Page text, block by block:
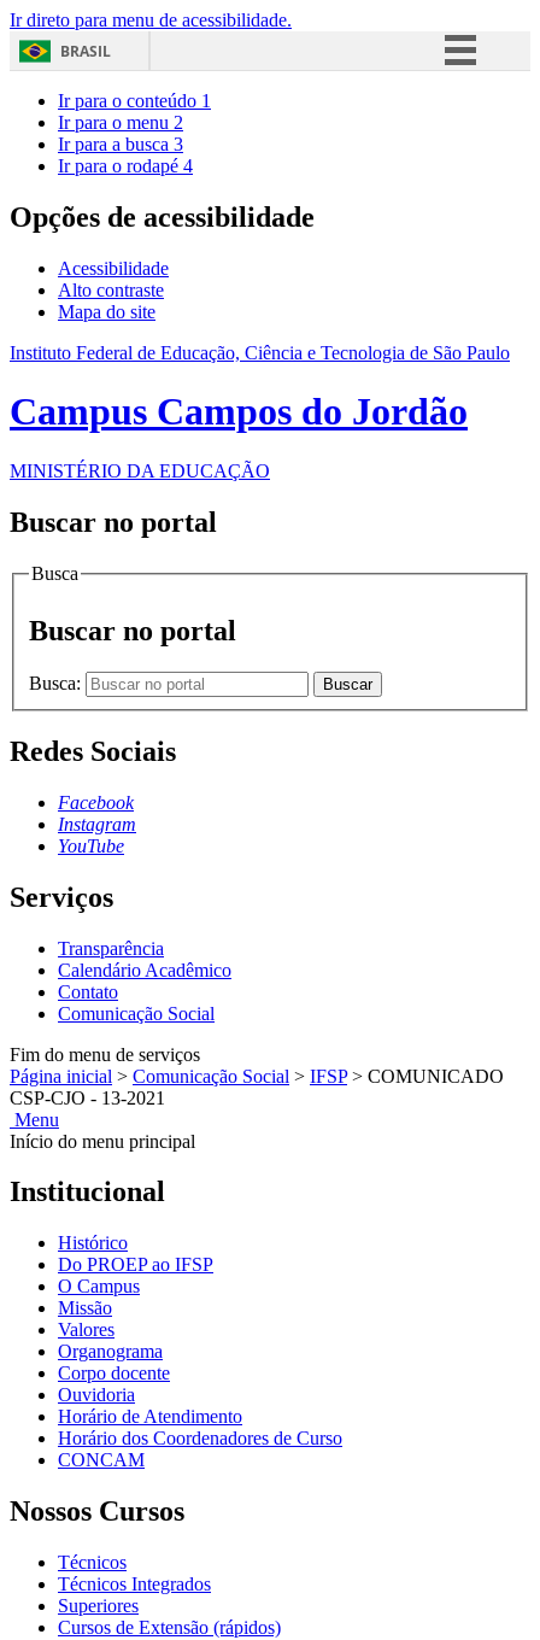
Ir direto para menu de acessibilidade.
BRASIL
Acesso à informação
Ir para o conteúdo 1
Ir para o menu 2
Ir para a busca 3
Ir para o rodapé 4
Opções de acessibilidade
Acessibilidade
Alto contraste
Mapa do site
Instituto Federal de Educação, Ciência e Tecnologia de São Paulo
Campus Campos do Jordão
MINISTÉRIO DA EDUCAÇÃO
Buscar no portal
Busca
Buscar no portal
Busca: Buscar
Redes Sociais
Facebook
Instagram
YouTube
Serviços
Transparência
Calendário Acadêmico
Contato
Comunicação Social
Fim do menu de serviços
Página inicial > Comunicação Social > IFSP > COMUNICADO
CSP-CJO - 13-2021
Menu
Início do menu principal
Institucional
Histórico
Do PROEP ao IFSP
O Campus
Missão
Valores
Organograma
Corpo docente
Ouvidoria
Horário de Atendimento
Horário dos Coordenadores de Curso
CONCAM
Nossos Cursos
Técnicos
Técnicos Integrados
Superiores
Cursos de Extensão (rápidos)